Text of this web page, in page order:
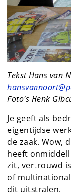
Tekst Hans van
Foto's Henk
Je geeft als
eigentijdse
de zaak. Wow,
heeft
zit, vertrouwd
of
dit uitstralen.